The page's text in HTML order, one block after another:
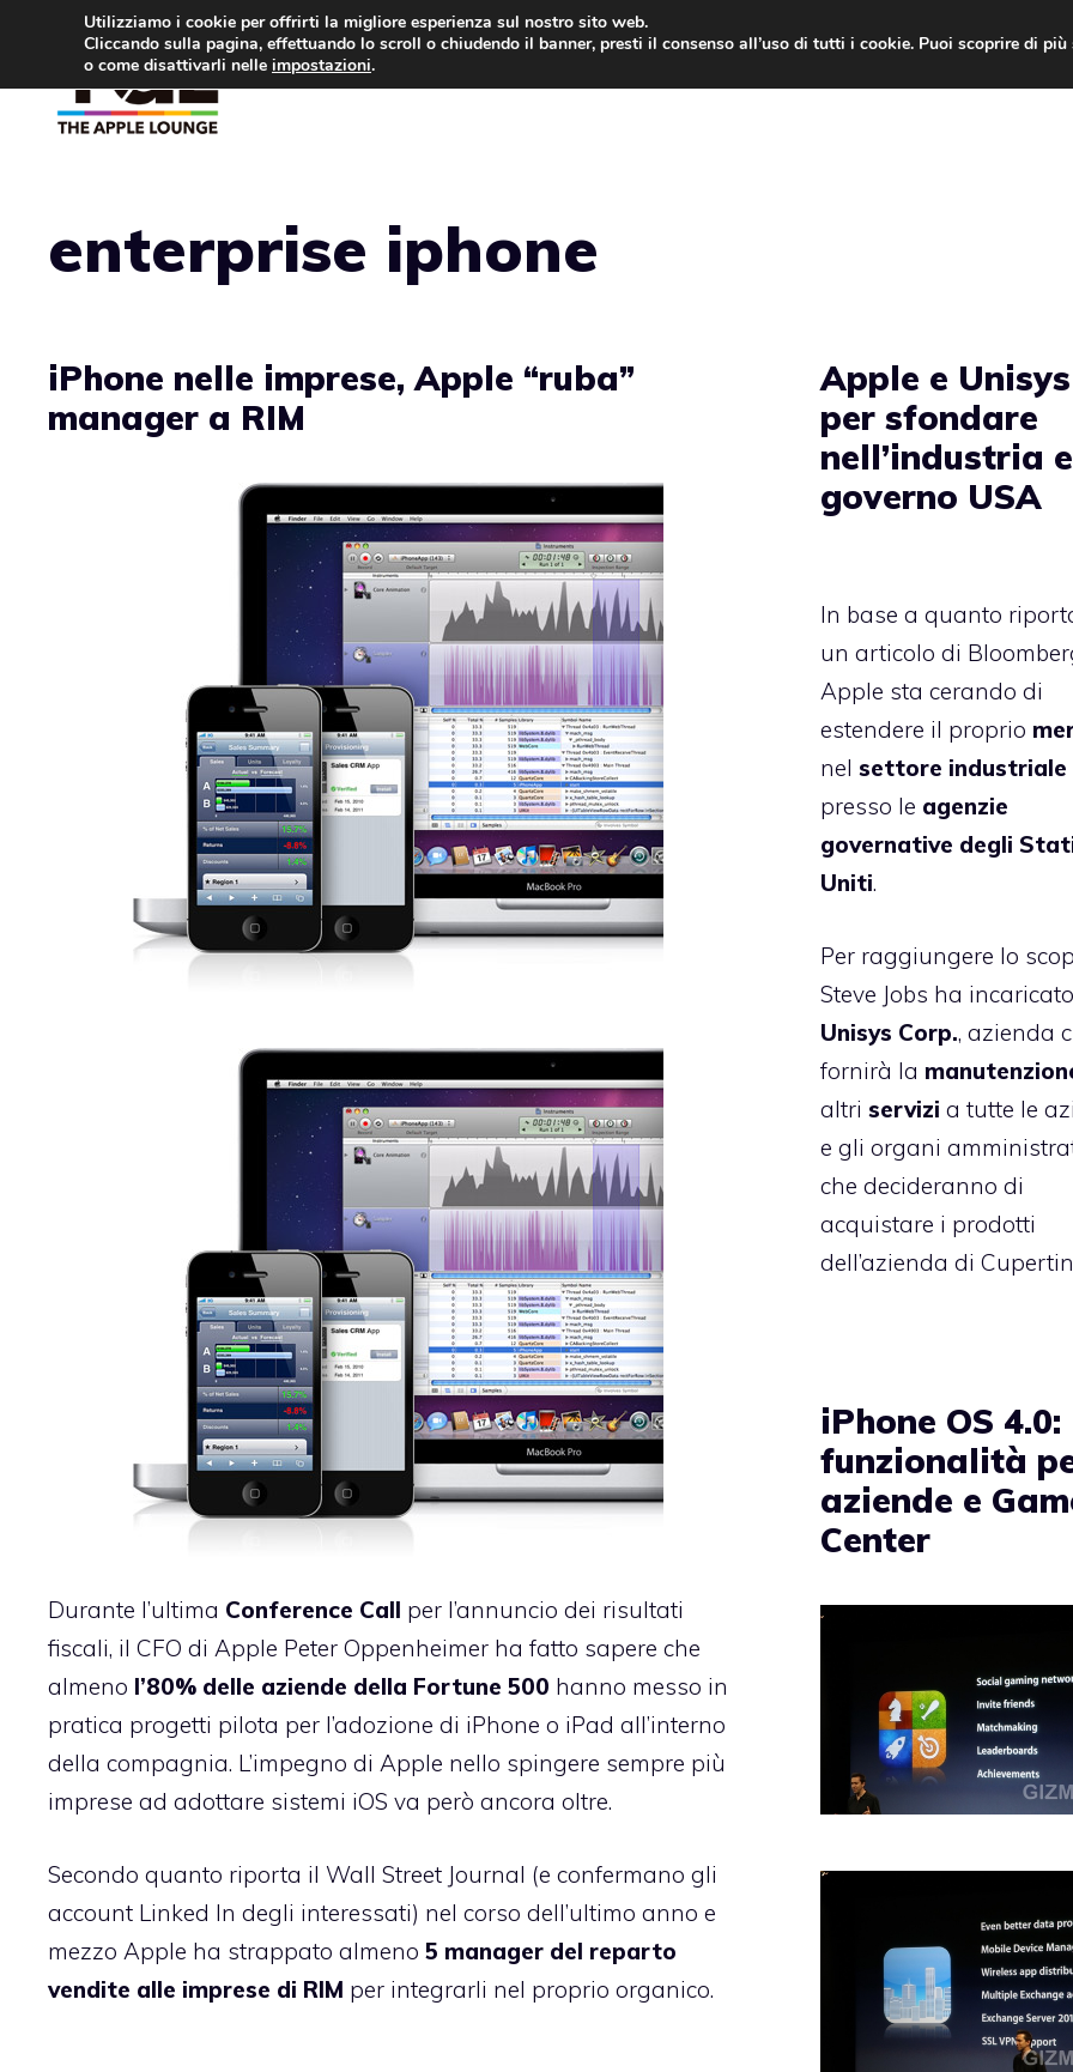
contenuto
enterprise iphone
iPhone nelle imprese, Apple “ruba”
manager a RIM
Durante l’ultima Conference Call per l’annuncio dei risultati
fiscali, il CFO di Apple Peter Oppenheimer ha fatto sapere che
almeno l’80% delle aziende della Fortune 500 hanno messo in
pratica progetti pilota per l’adozione di iPhone o iPad all’interno
della compagnia. L’impegno di Apple nello spingere sempre più
imprese ad adottare sistemi iOS va però ancora oltre.
Secondo quanto riporta il Wall Street Journal (e confermano gli
account Linked In degli interessati) nel corso dell’ultimo anno e
mezzo Apple ha strappato almeno 5 manager del reparto
vendite alle imprese di RIM per integrarli nel proprio organico.
Apple e Unisys
per sfondare
nell’industria
governo USA
In base a quanto
un articolo di
Apple sta cerando di
estendere il proprio
nelsettore industriale
presso le agenzie
governative degli
Uniti.
Per raggiungere lo
Steve Jobs ha
Unisys Corp., azienda
fornirà la
altriservizi a tutte le
e gli organi
che decideranno di
acquistare i prodotti
dell’azienda di
iPhone OS 4.0:
funzionalità
aziende e
Center
Utilizziamo i cookie per offrirti la migliore esperienza sul nostro sito web.
Cliccando sulla pagina, effettuando lo scroll o chiudendo il banner, presti il consenso all’uso di tutti i cookie. Puoi scoprire di
o come disattivarli nelle impostazioni.